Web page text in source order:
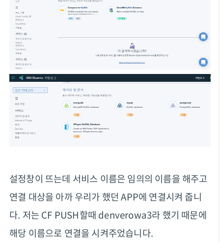
설정창이 뜨는데 서비스 이름은 임의의 이름을 해주고
연결 대상을 아까 우리가 했던 APP에 연결시켜 줍니
다. 저는 CF PUSH할때 denverowa3라 했기 때문에
해당 이름으로 연결을 시켜주었습니다.